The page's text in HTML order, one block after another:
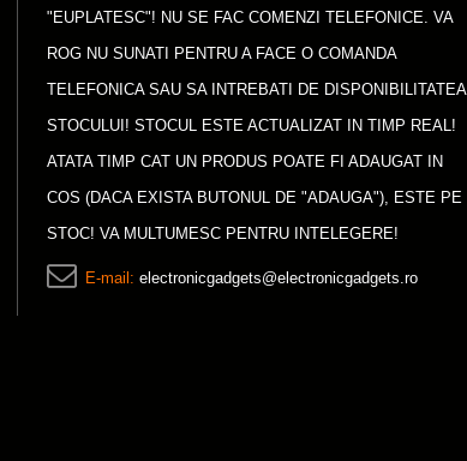
"EUPLATESC"! NU SE FAC COMENZI TELEFONICE. VA
ROG NU SUNATI PENTRU A FACE O COMANDA
TELEFONICA SAU SA INTREBATI DE DISPONIBILITATEA
STOCULUI! STOCUL ESTE ACTUALIZAT IN TIMP REAL!
ATATA TIMP CAT UN PRODUS POATE FI ADAUGAT IN
COS (DACA EXISTA BUTONUL DE "ADAUGA"), ESTE PE
STOC! VA MULTUMESC PENTRU INTELEGERE!
E-mail: electronicgadgets@electronicgadgets.ro